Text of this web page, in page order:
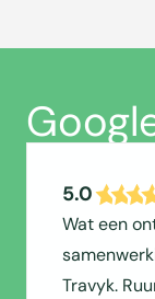
5.0
Wat een
Travyk.